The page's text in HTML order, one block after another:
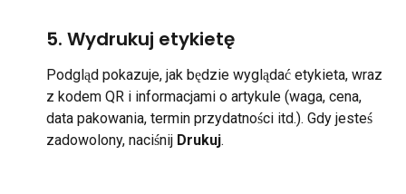
5. Wydrukuj etykietę
Podgląd pokazuje, jak będzie wyglądać etykieta, wraz
z kodem QR i informacjami o artykule (waga, cena,
data pakowania, termin przydatności itd.). Gdy jesteś
zadowolony, naciśnij Drukuj.